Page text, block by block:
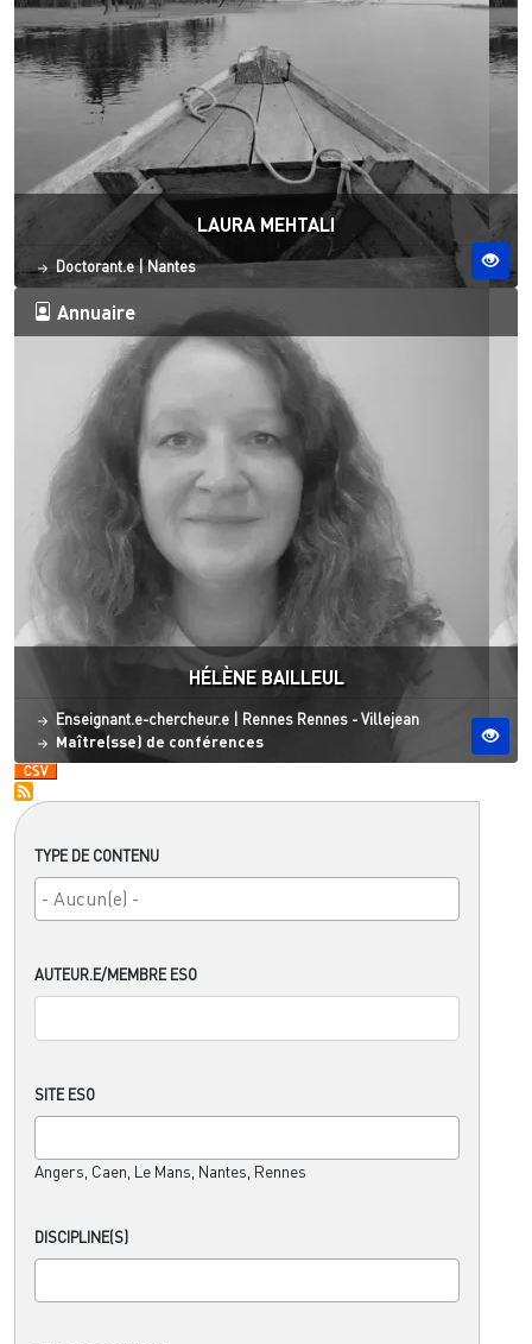
TYPE DE CONTENU
AUTEUR.E/MEMBRE ESO
SITE ESO
Angers, Caen, Le Mans, Nantes, Rennes
DISCIPLINE(S)
LAURA MEHTALI
Statut
Doctorant.e|Site ESO
Nantes
Annuaire
HÉLÈNE BAILLEUL
Statut
Enseignant.e-chercheur.e Site ESO
Rennes Rennes - Villejean
Maître(sse) de conférences